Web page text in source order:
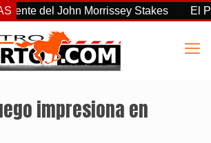
John Morrissey Stakes El
impresiona en